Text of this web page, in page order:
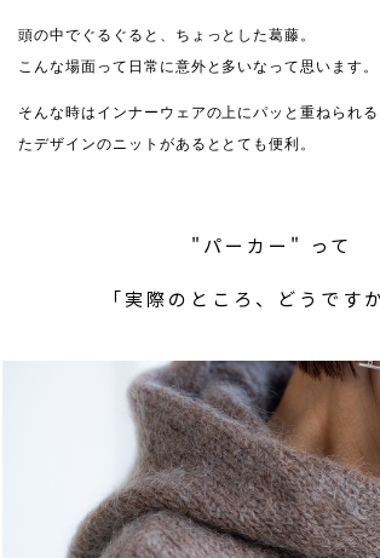
頭の中でぐるぐると、ちょっとした葛藤。
こんな場面って日常に意外と多いなって思います。
そんな時はインナーウェアの上にパッと重ねられ
たデザインのニットがあるととても便利。
"パーカー" って
「実際のところ、どうです